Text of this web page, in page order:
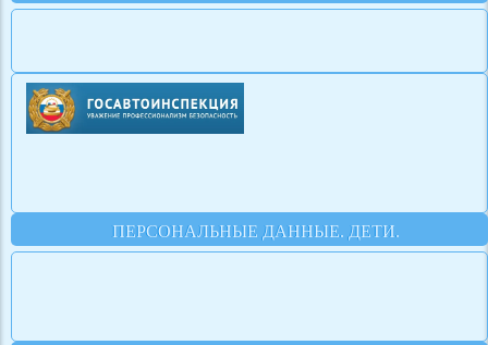
ПЕРСОНАЛЬНЫЕ ДАННЫЕ. ДЕТИ.